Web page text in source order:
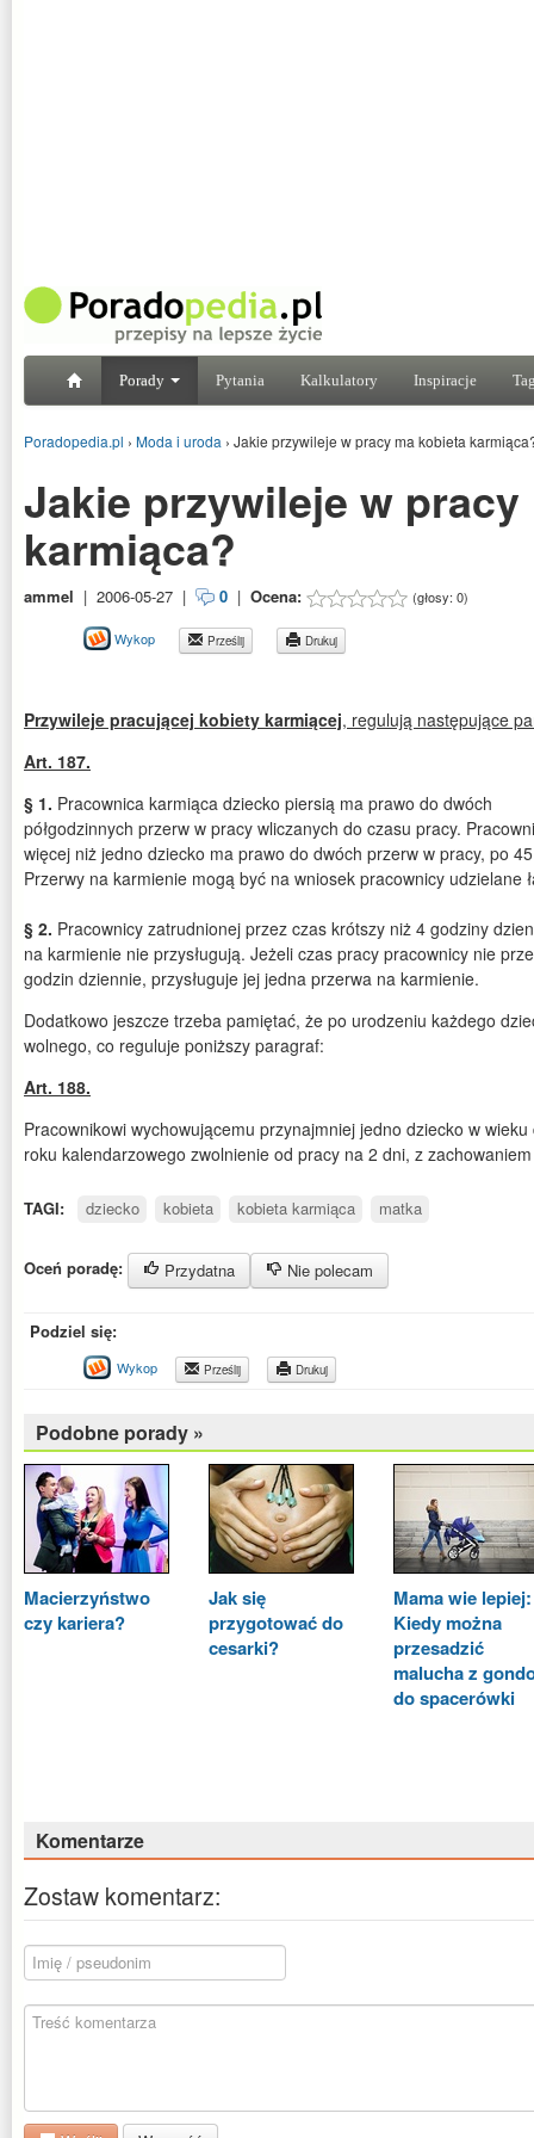
Porady Pytania Kalkulatory Inspiracje
Poradopedia.pl › Moda i uroda › Jakie przywileje w pracy ma kobieta
Jakie przywileje w pracy
karmiąca?
ammel | 2006-05-27 | 0 | Ocena: (głosy: 0)
Wykop Prześlij Drukuj
Przywileje pracującej kobiety karmiącej, regulują następujące
Art. 187.
§ 1. Pracownica karmiąca dziecko piersią ma prawo do dwóch
półgodzinnych przerw w pracy wliczanych do czasu pracy.
więcej niż jedno dziecko ma prawo do dwóch przerw w pracy, po
Przerwy na karmienie mogą być na wniosek pracownicy udzielane
§ 2. Pracownicy zatrudnionej przez czas krótszy niż 4 godziny
na karmienie nie przysługują. Jeżeli czas pracy pracownicy nie
godzin dziennie, przysługuje jej jedna przerwa na karmienie.
Dodatkowo jeszcze trzeba pamiętać, że po urodzeniu każdego
wolnego, co reguluje poniższy paragraf:
Art. 188.
Pracownikowi wychowującemu przynajmniej jedno dziecko w
roku kalendarzowego zwolnienie od pracy na 2 dni, z
TAGI: dziecko kobieta kobieta karmiąca matka
Oceń poradę: Przydatna Nie polecam
Podziel się:
Wykop Prześlij Drukuj
Podobne porady »
Macierzyństwo
czy kariera?
Jak się
przygotować do
cesarki?
Mama wie lepiej:
Kiedy można
przesadzić
malucha z
do spacerówki
Komentarze
Zostaw komentarz: